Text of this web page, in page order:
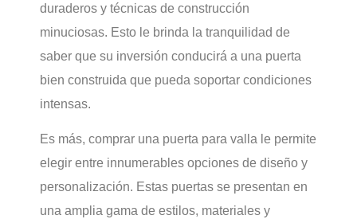
duraderos y técnicas de construcción
minuciosas. Esto le brinda la tranquilidad de
saber que su inversión conducirá a una puerta
bien construida que pueda soportar condiciones
intensas.
Es más, comprar una puerta para valla le permite
elegir entre innumerables opciones de diseño y
personalización. Estas puertas se presentan en
una amplia gama de estilos, materiales y